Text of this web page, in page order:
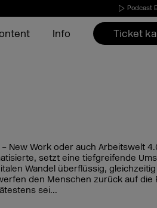
Podcast
Datum &
Aussteller-
FAQ Aussteller
Bildgenerator für
Profilbild
Info Ticket
New Work oder auch Arbeitswelt
setzt eine tiefgreifende
Wandel überflüssig,
den Menschen zurück auf die
sei...